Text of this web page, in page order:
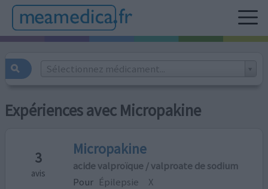
Sélectionnez médicament...
Expériences avec Micropakine
3
avis
Micropakine
acide valproïque / valproate de sodium
Pour Épilepsie X